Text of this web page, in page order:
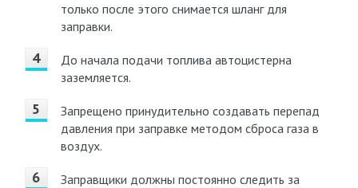
только после этого снимается шланг для
заправки.
До начала подачи топлива автоцистерна
заземляется.
Запрещено принудительно создавать перепад
давления при заправке методом сброса газа в
воздух.
Заправщики должны постоянно следить за